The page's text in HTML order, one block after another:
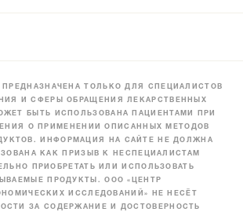
ТОЛЬКО ДЛЯ СПЕЦИАЛИСТОВ
И СФЕРЫ ОБРАЩЕНИЯ ЛЕКАРСТВЕННЫХ
БЫТЬ ИСПОЛЬЗОВАНА ПАЦИЕНТАМИ ПРИ
О ПРИМЕНЕНИИ ОПИСАННЫХ МЕТОДОВ
ИНФОРМАЦИЯ НА САЙТЕ НЕ ДОЛЖНА
КАК ПРИЗЫВ К НЕСПЕЦИАЛИСТАМ
ПРИОБРЕТАТЬ ИЛИ ИСПОЛЬЗОВАТЬ
ПРОДУКТЫ. ООО «ЦЕНТР
ИССЛЕДОВАНИЙ» НЕ НЕСЁТ
ЗА СОДЕРЖАНИЕ И ДОСТОВЕРНОСТЬ